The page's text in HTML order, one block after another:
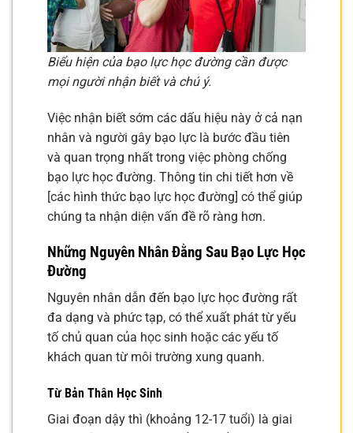
Biểu hiện của bạo lực học đường cần được
mọi người nhận biết và chú ý.
Việc nhận biết sớm các dấu hiệu này ở cả nạn
nhân và người gây bạo lực là bước đầu tiên
và quan trọng nhất trong việc phòng chống
bạo lực học đường. Thông tin chi tiết hơn về
[các hình thức bạo lực học đường] có thể giúp
chúng ta nhận diện vấn đề rõ ràng hơn.
Những Nguyên Nhân Đằng Sau Bạo Lực Học
Đường
Nguyên nhân dẫn đến bạo lực học đường rất
đa dạng và phức tạp, có thể xuất phát từ yếu
tố chủ quan của học sinh hoặc các yếu tố
khách quan từ môi trường xung quanh.
Từ Bản Thân Học Sinh
Giai đoạn dậy thì (khoảng 12-17 tuổi) là giai